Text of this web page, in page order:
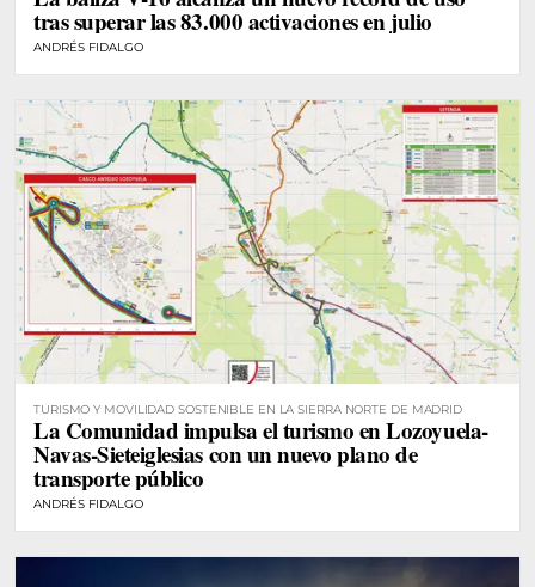
tras superar las 83.000 activaciones en julio
ANDRÉS FIDALGO
TURISMO Y MOVILIDAD SOSTENIBLE EN LA SIERRA NORTE DE MADRID
La Comunidad impulsa el turismo en Lozoyuela-
Navas-Sieteiglesias con un nuevo plano de
transporte público
ANDRÉS FIDALGO